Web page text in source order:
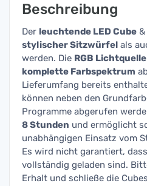
Beschreibung
Der leuchtende LED Cube
stylischer Sitzwürfel als
werden. Die RGB Lichtquelle
komplette Farbspektrum
Lieferumfang bereits
können neben den
Programme abgerufen
8 Stunden und ermöglicht
unabhängigen Einsatz vom
Es wird nicht garantiert,
vollständig geladen sind.
Erhalt und schließe die